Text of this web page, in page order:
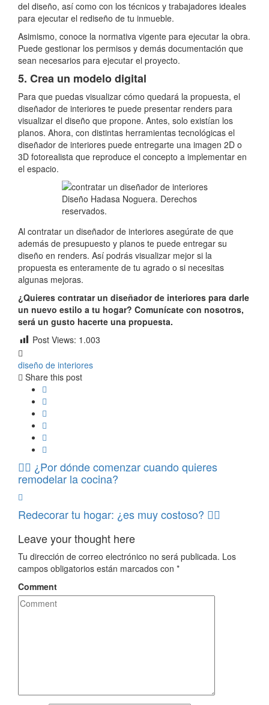
del diseño, así como con los técnicos y trabajadores ideales
para ejecutar el rediseño de tu inmueble.
Asimismo, conoce la normativa vigente para ejecutar la obra.
Puede gestionar los permisos y demás documentación que
sean necesarios para ejecutar el proyecto.
5. Crea un modelo digital
Para que puedas visualizar cómo quedará la propuesta, el
diseñador de interiores te puede presentar renders para
visualizar el diseño que propone. Antes, solo existían los
planos. Ahora, con distintas herramientas tecnológicas el
diseñador de interiores puede entregarte una imagen 2D o
3D fotorealista que reproduce el concepto a implementar en
el espacio.
Diseño Hadasa Noguera. Derechos
reservados.
Al contratar un diseñador de interiores asegúrate de que
además de presupuesto y planos te puede entregar su
diseño en renders. Así podrás visualizar mejor si la
propuesta es enteramente de tu agrado o si necesitas
algunas mejoras.
¿Quieres contratar un diseñador de interiores para darle
un nuevo estilo a tu hogar? Comunícate con nosotros,
será un gusto hacerte una propuesta.
Post Views: 1.003
diseño de interiores
Share this post
¿Por dónde comenzar cuando quieres
remodelar la cocina?
Redecorar tu hogar: ¿es muy costoso?
Leave your thought here
Tu dirección de correo electrónico no será publicada. Los
campos obligatorios están marcados con *
Comment